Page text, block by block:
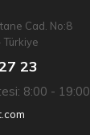
Cad. No:8
Türkiye
23
8:00 - 19:00